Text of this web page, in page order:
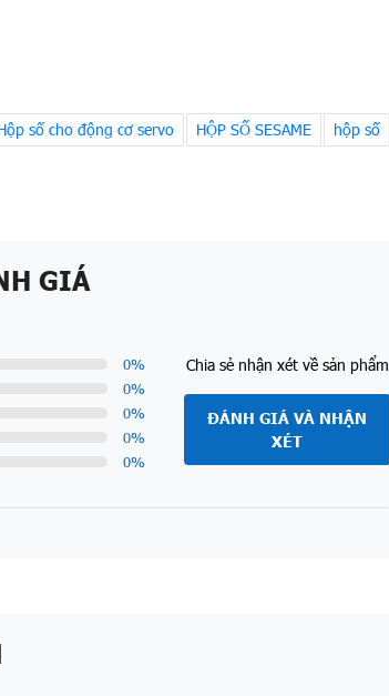
số cho động cơ servo HỘP SỐ SESAME
hộp số
GIÁ
0%
0%
0%
0%
0%
Chia sẻ nhận xét về sản phẩm
ĐÁNH GIÁ VÀ NHẬN
XÉT